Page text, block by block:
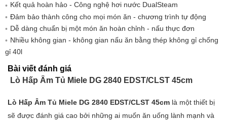
Tiện ích:
Điều khiển
Cửa mở nhẹ nhàng
•
Nấu ăn không phụ thuộc vào số lượng
Thực đơn nấu ăn
•
Giảm hơi nước trước khi kết thúc thời gian nấu
•
Kết quả hoàn hảo - Công nghệ hơi nước DualSteam
Đảm bảo thành công cho mọi món ăn - chương trình tự động
Dễ dàng chuẩn bị một món ăn hoàn chỉnh - nấu thực đơn
Nhiều không gian - không gian nấu ăn bằng thép không gỉ chống
gỉ 40l
Bài viết đánh giá
Lò Hấp Âm Tủ Miele DG 2840 EDST/CLST 45cm
Lò Hấp Âm Tủ Miele DG 2840 EDST/CLST 45cm là một thiết bị
sẽ được đánh giá cao bởi những ai muốn ăn uống lành mạnh và